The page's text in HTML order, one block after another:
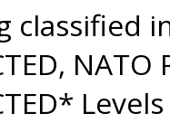
classified
NATO